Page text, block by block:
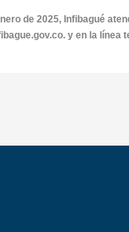
de 2025, Infibagué
y en la línea